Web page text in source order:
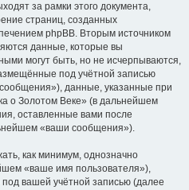
за рамки этого документа,
страниц, созданных
phpBB. Вторым источником
данные, которые вы
могут быть, но не исчерпываются,
под учётной записью
данные, указанные при
о Золотом Веке» (в дальнейшем
оставленные вами после
«ваши сообщения»).
как минимум, однозначно
«ваше имя пользователя»),
вашей учётной записью (далее